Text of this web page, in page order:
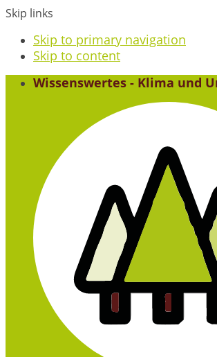
Skip links
Skip to primary navigation
Skip to content
Wissenswertes - Klima und